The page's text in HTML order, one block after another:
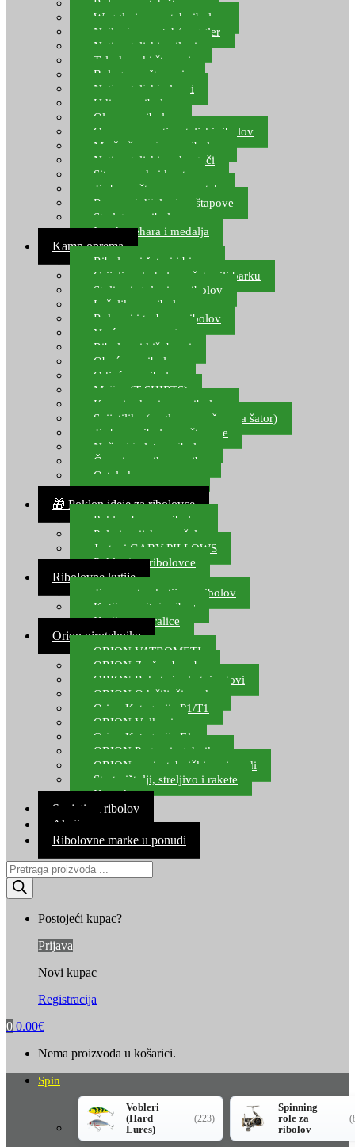
Role za match štapove
Waggleri za match ribolov
Najloni za match/waggler
Natjecateljski najloni
Teleskopski štapovi
Bolognese štapovi
Natjecateljski plovci
Udice za ribolov
Olovo za ribolov
Oprema za natjecateljski ribolov
Mreže čuvarice za ribolov
Natjecateljski podmetači
Sito, posude i kante
Torbe za štapove – match
Rezervni dijelovi za štapove
Starlete za ribolov
Izrada pehara i medalja
Kamp oprema
Ribolovni šatori i bivvy
Grijalice, kuhala za šator ili barku
Stolice i stolovi za ribolov
Ležaljke za ribolov
Ruksaci i torbe za ribolov
Vreće za spavanje
Ribolovni kišobrani
Obuća za ribolov
Odjeća za ribolov
Majice (T-SHIRTS)
Kape i rukavice za ribolov
Svijetiljke (naglavne, ručne, za šator)
Torbe za ribolovne štapove
Noževi i alat za ribolov
Čamci za prihranu ribe
Ostala kamp oprema
Dalekozori i optika
🎁 Poklon ideje za ribolovce
Poklon bon za ribolov
Polarizacijske naočale
Jastuci GABY PILLOWS
Pokloni za ribolovce
Ribolovne kutije
Transportne kutije za ribolov
Kutije za sitni pribor
Kutije za varalice
Orion pirotehnika
ORION VATROMETI
ORION Zračne bombe
ORION Rakete i raketni setovi
ORION Odašiljači zvuka
Orion Kategorija P1/T1
ORION Vulkani
Orion Kategorija F1
ORION Party pirotehnika
ORION nepirotehnički proizvodi
Start pištolji, streljivo i rakete
Kontakt
Savjeti za ribolov
Akcija
Ribolovne marke u ponudi
Products
search
Postojeći kupac?
Prijava
Novi kupac
Registracija
0 0.00€
Nema proizvoda u košarici.
Spin
Vobleri
(Hard
Lures)
(223)
Spinning
role za
ribolov